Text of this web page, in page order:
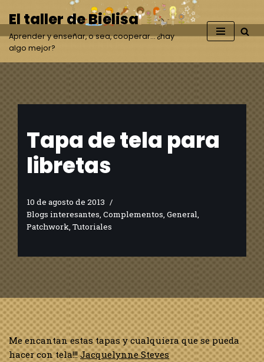
Saltar
al
contenido
El taller de Bielisa
Aprender y enseñar, o sea, cooperar… ¿hay
algo mejor?
Tapa de tela para
libretas
10 de agosto de 2013
Blogs interesantes Complementos General
Patchwork Tutoriales
Me encantan estas tapas y cualquiera que se pueda
hacer con tela!!!Jacquelynne Steves